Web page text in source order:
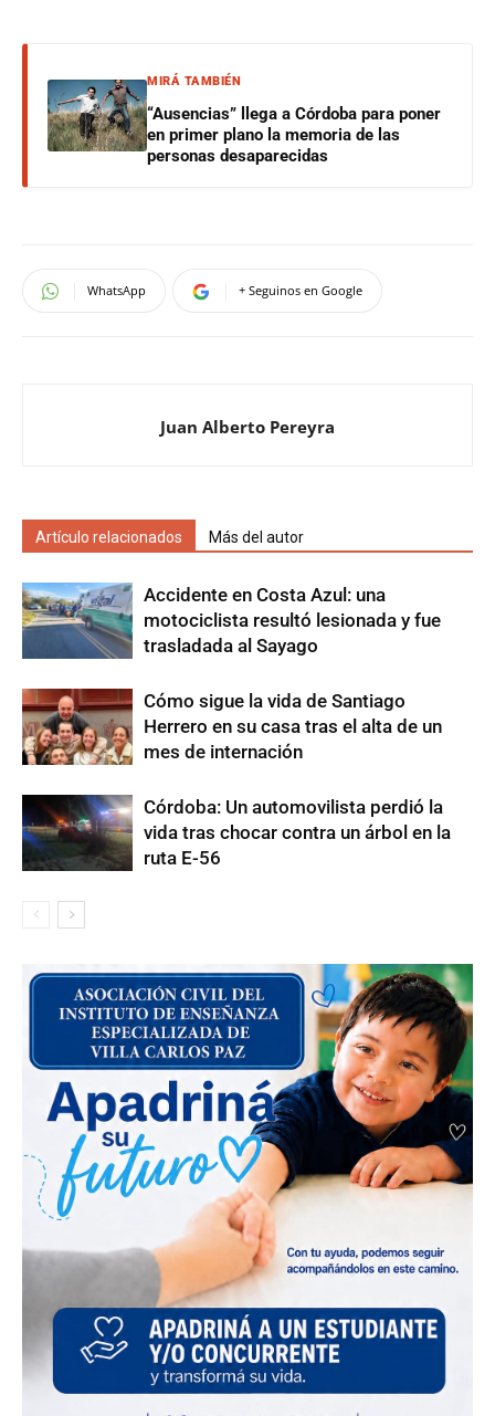
MIRÁ TAMBIÉN
“Ausencias” llega a Córdoba para poner
en primer plano la memoria de las
personas desaparecidas
WhatsApp + Seguinos en Google
Juan Alberto Pereyra
Artículo relacionados Más del autor
Accidente en Costa Azul: una
motociclista resultó lesionada y fue
trasladada al Sayago
Cómo sigue la vida de Santiago
Herrero en su casa tras el alta de un
mes de internación
Córdoba: Un automovilista perdió la
vida tras chocar contra un árbol en la
ruta E-56